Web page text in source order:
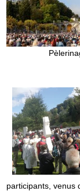
participants, venus